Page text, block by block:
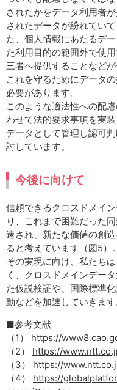
されたかをデータ利用者
されたデータが紛れてい
た、個人情報にあたるデ
た利用目的の範囲外で使
三者へ提供することなど
これを守るためにデータ
必要があります。
このような適法性への配
わせて法的要求事項を実
データとして管理し認可
討しています。
今後に向けて
信頼できるクロスドメイ
り、これまで困難だった
速され、新たな価値の創
ると考えています（図5）。
その実現に向け、私たち
く、クロスドメインデー
た仮説検証や、国際標準
動などを加速していきます
■参考文献
（1） https://
（2） https://
（3） https://
（4） https://